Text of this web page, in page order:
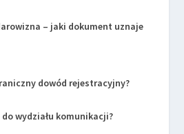
– jaki dokument uznaje
dowód rejestracyjny?
wydziału komunikacji?